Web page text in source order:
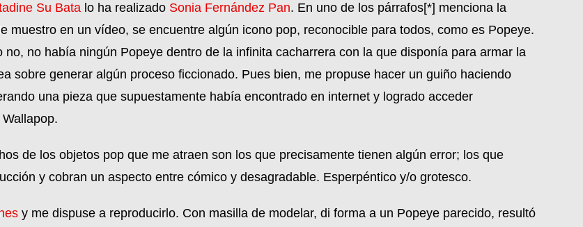
Su Bata lo ha realizado Sonia Fernández Pan. En uno de los párrafos[*] menciona la
muestro en un vídeo, se encuentre algún icono pop, reconocible para todos, como es Popeye.
no había ningún Popeye dentro de la infinita cacharrera con la que disponía para armar la
sobre generar algún proceso ficcionado. Pues bien, me propuse hacer un guiño haciendo
una pieza que supuestamente había encontrado en internet y logrado acceder
de los objetos pop que me atraen son los que precisamente tienen algún error; los que
y cobran un aspecto entre cómico y desagradable. Esperpéntico y/o grotesco.
y me dispuse a reproducirlo. Con masilla de modelar, di forma a un Popeye parecido, resultó